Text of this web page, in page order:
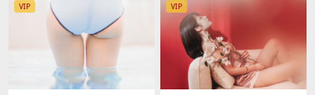
VIP VIP